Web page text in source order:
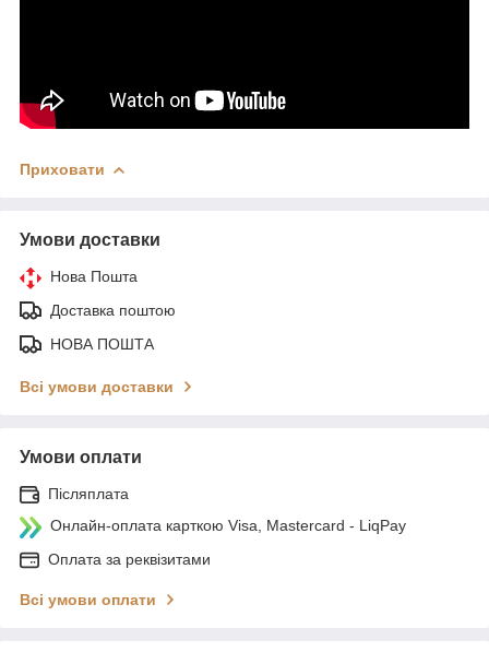
Приховати
Умови доставки
Нова Пошта
Доставка поштою
НОВА ПОШТА
Всі умови доставки
Умови оплати
Післяплата
Онлайн-оплата карткою Visa, Mastercard - LiqPay
Оплата за реквізитами
Всі умови оплати